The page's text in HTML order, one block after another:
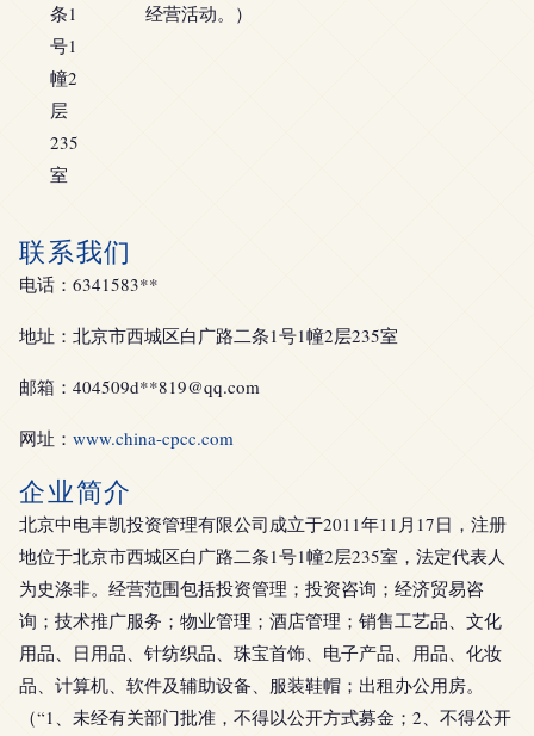
条1
号1
幢2
层
235
室
经营活动。）
联系我们
电话：6341583**
地址：北京市西城区白广路二条1号1幢2层235室
邮箱：404509d**819@qq.com
网址： www.china-cpcc.com
企业简介
北京中电丰凯投资管理有限公司成立于2011年11月17日，注册
地位于北京市西城区白广路二条1号1幢2层235室，法定代表人
为史涤非。经营范围包括投资管理；投资咨询；经济贸易咨
询；技术推广服务；物业管理；酒店管理；销售工艺品、文化
用品、日用品、针纺织品、珠宝首饰、电子产品、用品、化妆
品、计算机、软件及辅助设备、服装鞋帽；出租办公用房。
（“1、未经有关部门批准，不得以公开方式募金；2、不得公开